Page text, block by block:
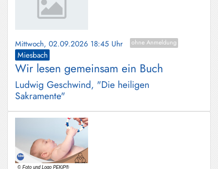
Mittwoch, 02.09.2026 18:45 Uhr ohne Anmeldung
Miesbach
Wir lesen gemeinsam ein Buch
Ludwig Geschwind, "Die heiligen
Sakramente"